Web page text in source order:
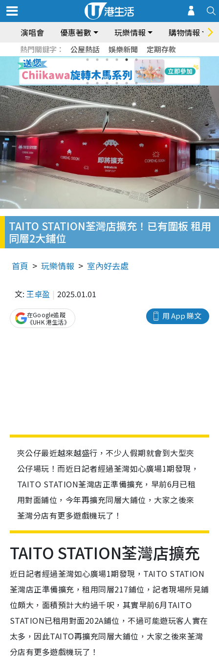
演唱會 優惠著數 玩樂情報 購物情報
熱門關鍵字： 公屋熱話 娛樂新聞 定期存款
TAITO STATION荃灣店擴充！已有圍板 租用
同層2大鋪位
首頁 玩樂情報 室內好去處
文: 王卓盈 2025.01.01
用 App 睇文
在Google追蹤
《UHK 港生活》
夾公仔最近越來越盛行，不少人假期就會到大型夾
公仔場玩！而近日記者經過荃灣如心廣場1期發現，
TAITO STATION荃灣店正準備擴充，早前6月已租
用對面鋪位，今年再擴充同層大鋪位，大家之後來
荃灣分店有更多遊戲機玩了！
TAITO STATION荃灣店擴充
近日記者經過荃灣如心廣場1期發現，TAITO STATION
荃灣店正準備擴充，租用同層217鋪位，記者現場所見鋪
位頗大，面積預計大約過千呎，其實早前6月TAITO
STATION已租用對面202A鋪位，不過可能遊玩客人實在
太多，因此TAITO再擴充同層大鋪位，大家之後來荃灣
分店有更多遊戲機玩了！